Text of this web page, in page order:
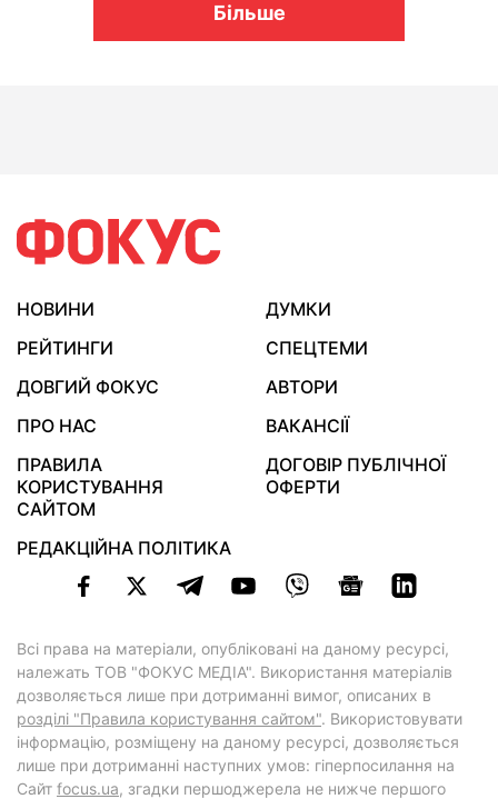
Більше
НОВИНИ
ДУМКИ
РЕЙТИНГИ
СПЕЦТЕМИ
ДОВГИЙ ФОКУС
АВТОРИ
ПРО НАС
ВАКАНСІЇ
ПРАВИЛА
КОРИСТУВАННЯ
САЙТОМ
ДОГОВІР ПУБЛІЧНОЇ
ОФЕРТИ
РЕДАКЦІЙНА ПОЛІТИКА
Всі права на матеріали, опубліковані на даному ресурсі,
належать ТОВ "ФОКУС МЕДІА". Використання матеріалів
дозволяється лише при дотриманні вимог, описаних в
розділі "Правила користування сайтом". Використовувати
інформацію, розміщену на даному ресурсі, дозволяється
лише при дотриманні наступних умов: гіперпосилання на
Cайт focus.ua, згадки першоджерела не нижче першого